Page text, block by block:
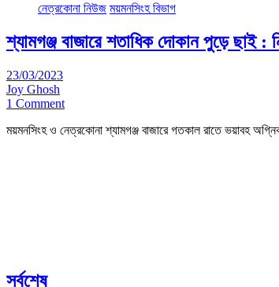
নেত্রকোনা নিউজ ময়মনসিংহ বিভাগ
শ্যামগঞ্জ বাজারে শতাধিক দোকান পুড়ে ছাই :
23/03/2023
Joy Ghosh
1 Comment
ময়মনসিংহ ও নেত্রকোনা শ্যামগঞ্জ বাজারে গতকাল রাতে ভয়াবহ
সর্বশেষ